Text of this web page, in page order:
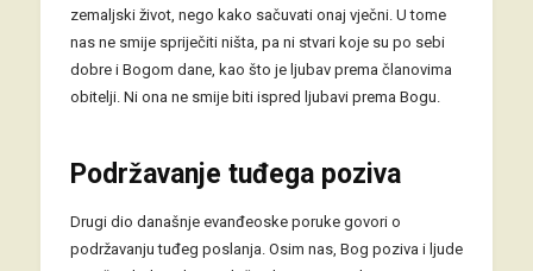
zemaljski život, nego kako sačuvati onaj vječni. U tome
nas ne smije spriječiti ništa, pa ni stvari koje su po sebi
dobre i Bogom dane, kao što je ljubav prema članovima
obitelji. Ni ona ne smije biti ispred ljubavi prema Bogu.
Podržavanje tuđega poziva
Drugi dio današnje evanđeoske poruke govori o
podržavanju tuđeg poslanja. Osim nas, Bog poziva i ljude